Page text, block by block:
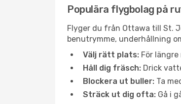
Populära flygbolag på
Flyger du från Ottawa till St.
benutrymme, underhållning
Välj rätt plats: För
Håll dig fräsch: Drick
Blockera ut buller: Ta
Sträck ut dig ofta: Gå i